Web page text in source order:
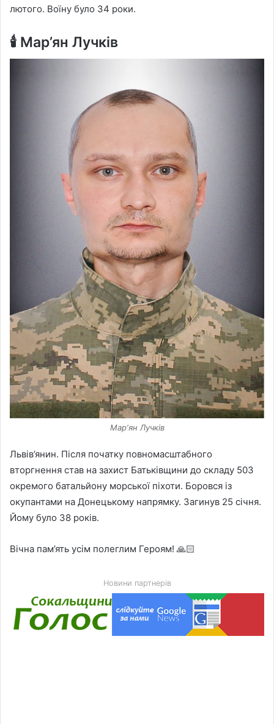
лютого. Воїну було 34 роки.
🕯️ Мар’ян Лучків
Марʼян Лучків
Львів’янин. Після початку повномасштабного
вторгнення став на захист Батьківщини до складу 503
окремого батальйону морської піхоти. Боровся із
окупантами на Донецькому напрямку. Загинув 25 січня.
Йому було 38 років.
Вічна пам’ять усім полеглим Героям! 🙏🏻
Новини партнерів